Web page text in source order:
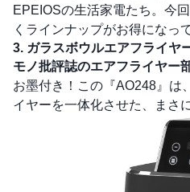
EPEIOSの生活家電たち。今
くラインナップがお得になっ
3. ガラスボウルエアフライヤ
モノ批評誌のエアフライヤー
お墨付き！この『AO248』は
イヤーを一体化させた、まさ